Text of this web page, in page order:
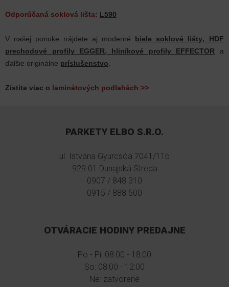
Odporúčaná soklová lišta: L590
V našej ponuke nájdete aj moderné biele soklové lišty, HDF
prechodové profily EGGER, hliníkové profily EFFECTOR a
ďalšie originálne príslušenstvo
Zistite viac o laminátových podlahách >>
PARKETY ELBO S.R.O.
ul. Istvána Gyurcsóa 7041/11b
929 01 Dunajská Streda
0907 / 848 310
0915 / 888 500
OTVÁRACIE HODINY PREDAJNE
Po - Pi: 08:00 - 18:00
So: 08:00 - 12:00
Ne: zatvorené